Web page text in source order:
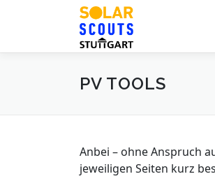
PV TOOLS
Anbei – ohne Anspruch
jeweiligen Seiten kurz